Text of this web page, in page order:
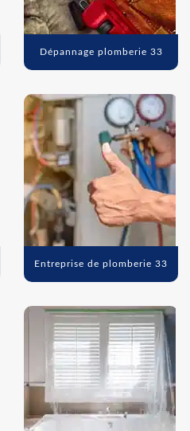
Dépannage plomberie 33
Entreprise de plomberie 33